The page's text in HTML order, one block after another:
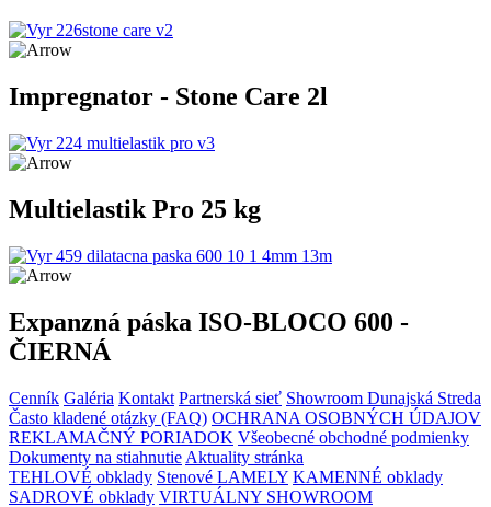
Impregnator - Stone Care 2l
Multielastik Pro 25 kg
Expanzná páska ISO-BLOCO 600 -
ČIERNÁ
Cenník Galéria Kontakt Partnerská sieť Showroom Dunajská Streda
Často kladené otázky (FAQ) OCHRANA OSOBNÝCH ÚDAJOV
REKLAMAČNÝ PORIADOK Všeobecné obchodné podmienky
Dokumenty na stiahnutie Aktuality stránka
TEHLOVÉ obklady Stenové LAMELY KAMENNÉ obklady
SADROVÉ obklady VIRTUÁLNY SHOWROOM